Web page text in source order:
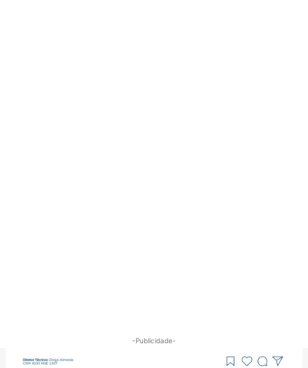
-Publicidade-